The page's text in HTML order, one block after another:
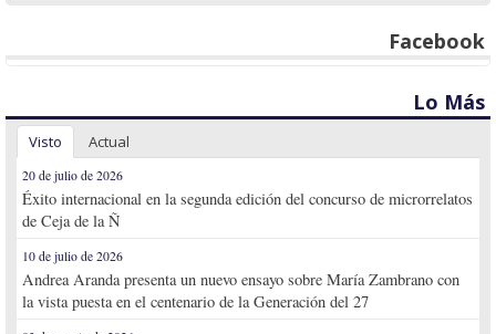
Facebook
Lo Más
Visto Actual
20 de julio de 2026
Éxito internacional en la segunda edición del concurso de microrrelatos
de Ceja de la Ñ
10 de julio de 2026
Andrea Aranda presenta un nuevo ensayo sobre María Zambrano con
la vista puesta en el centenario de la Generación del 27